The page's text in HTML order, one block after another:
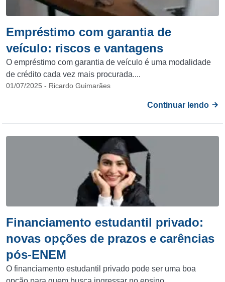
Empréstimo com garantia de
veículo: riscos e vantagens
O empréstimo com garantia de veículo é uma modalidade
de crédito cada vez mais procurada....
01/07/2025 - Ricardo Guimarães
Continuar lendo
Financiamento estudantil privado:
novas opções de prazos e carências
pós-ENEM
O financiamento estudantil privado pode ser uma boa